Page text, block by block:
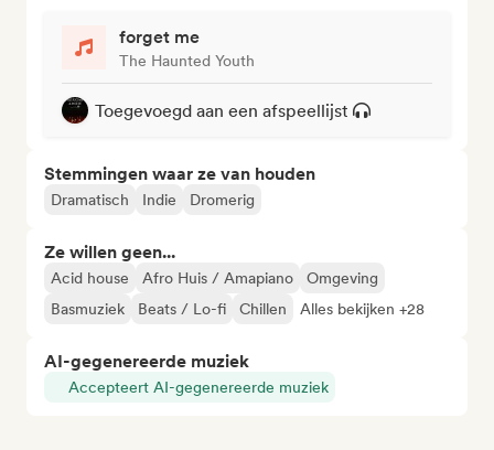
forget me
The Haunted Youth
Toegevoegd aan een afspeellijst
Stemmingen waar ze van houden
Dramatisch Indie Dromerig
Ze willen geen...
Acid house Afro Huis / Amapiano
Omgeving
Basmuziek
Beats / Lo-fi Chillen Alles bekijken +28
AI-gegenereerde muziek
Accepteert AI-gegenereerde muziek